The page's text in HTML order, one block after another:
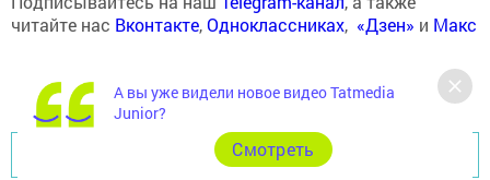
читайте нас Вконтакте,Одноклассниках, «Дзен» и Макс
Перейти на страницу новости
А вы уже видели новое видео Tatmedia
Junior?
Cмотреть